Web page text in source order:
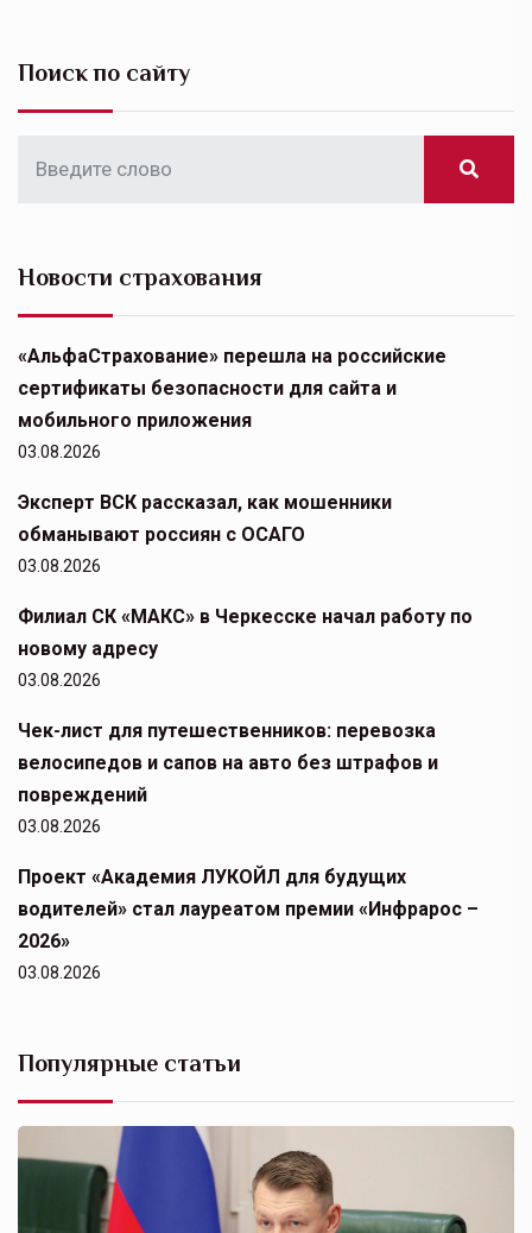
Поиск по сайту
Новости страхования
«АльфаСтрахование» перешла на российские
сертификаты безопасности для сайта и
мобильного приложения
03.08.2026
Эксперт ВСК рассказал, как мошенники
обманывают россиян с ОСАГО
03.08.2026
Филиал СК «МАКС» в Черкесске начал работу по
новому адресу
03.08.2026
Чек-лист для путешественников: перевозка
велосипедов и сапов на авто без штрафов и
повреждений
03.08.2026
Проект «Академия ЛУКОЙЛ для будущих
водителей» стал лауреатом премии «Инфрарос –
2026»
03.08.2026
Популярные статьи